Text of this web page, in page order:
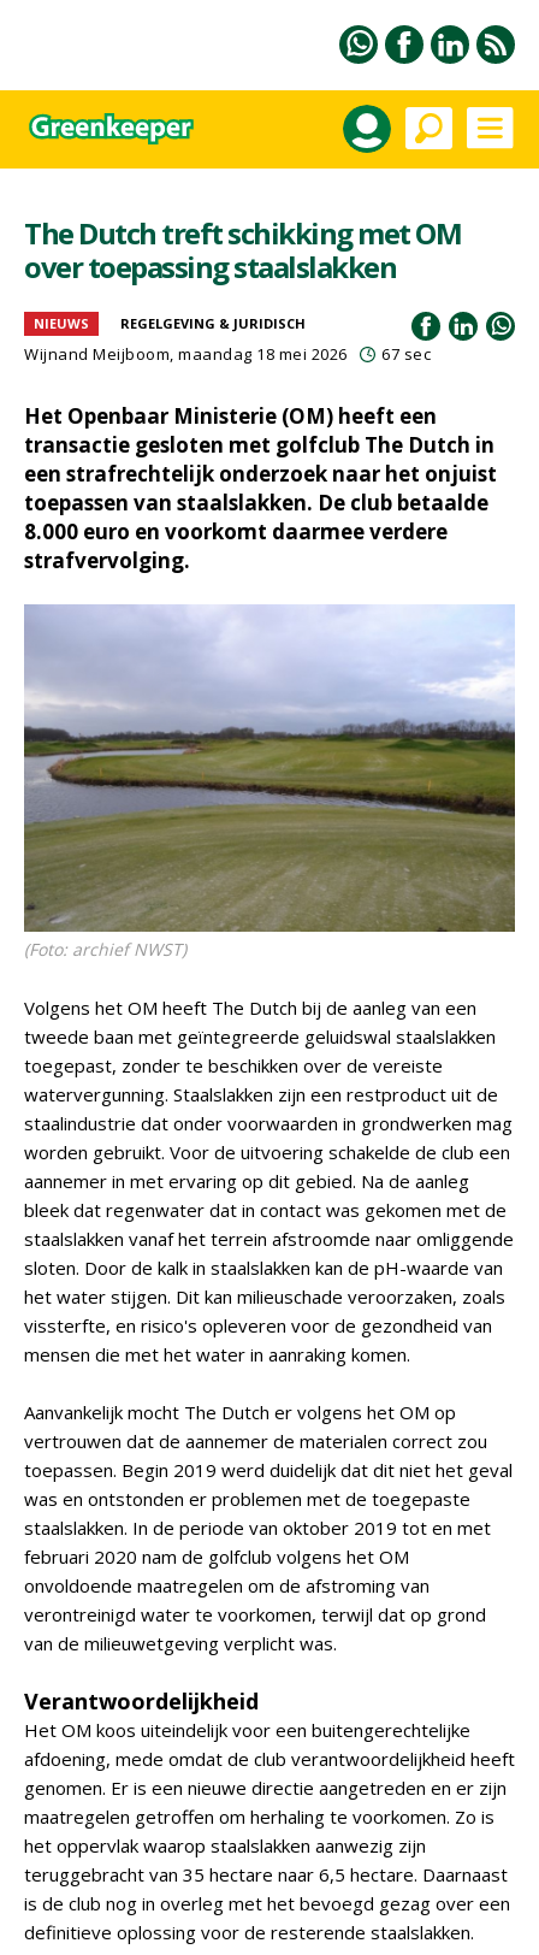
The Dutch treft schikking met OM
over toepassing staalslakken
NIEUWS REGELGEVING & JURIDISCH
Wijnand Meijboom, maandag 18 mei 2026 67 sec
Het Openbaar Ministerie (OM) heeft een
transactie gesloten met golfclub The Dutch in
een strafrechtelijk onderzoek naar het onjuist
toepassen van staalslakken. De club betaalde
8.000 euro en voorkomt daarmee verdere
strafvervolging.
(Foto: archief NWST)
Volgens het OM heeft The Dutch bij de aanleg van een
tweede baan met geïntegreerde geluidswal staalslakken
toegepast, zonder te beschikken over de vereiste
watervergunning. Staalslakken zijn een restproduct uit de
staalindustrie dat onder voorwaarden in grondwerken mag
worden gebruikt. Voor de uitvoering schakelde de club een
aannemer in met ervaring op dit gebied. Na de aanleg
bleek dat regenwater dat in contact was gekomen met de
staalslakken vanaf het terrein afstroomde naar omliggende
sloten. Door de kalk in staalslakken kan de pH-waarde van
het water stijgen. Dit kan milieuschade veroorzaken, zoals
vissterfte, en risico's opleveren voor de gezondheid van
mensen die met het water in aanraking komen.
Aanvankelijk mocht The Dutch er volgens het OM op
vertrouwen dat de aannemer de materialen correct zou
toepassen. Begin 2019 werd duidelijk dat dit niet het geval
was en ontstonden er problemen met de toegepaste
staalslakken. In de periode van oktober 2019 tot en met
februari 2020 nam de golfclub volgens het OM
onvoldoende maatregelen om de afstroming van
verontreinigd water te voorkomen, terwijl dat op grond
van de milieuwetgeving verplicht was.
Verantwoordelijkheid
Het OM koos uiteindelijk voor een buitengerechtelijke
afdoening, mede omdat de club verantwoordelijkheid heeft
genomen. Er is een nieuwe directie aangetreden en er zijn
maatregelen getroffen om herhaling te voorkomen. Zo is
het oppervlak waarop staalslakken aanwezig zijn
teruggebracht van 35 hectare naar 6,5 hectare. Daarnaast
is de club nog in overleg met het bevoegd gezag over een
definitieve oplossing voor de resterende staalslakken.